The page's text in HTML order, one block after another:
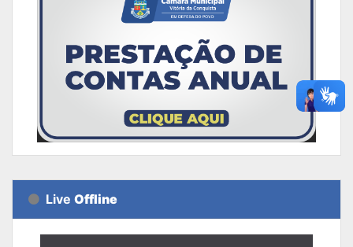
Live Offline